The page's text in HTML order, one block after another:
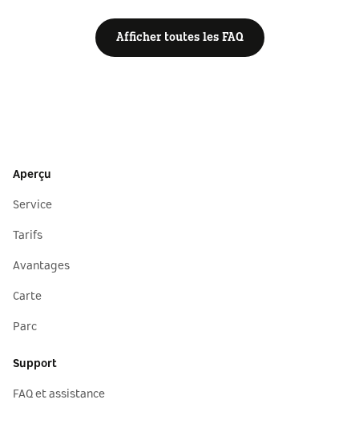
Afficher toutes les FAQ
Aperçu
Service
Tarifs
Avantages
Carte
Parc
Support
FAQ et assistance